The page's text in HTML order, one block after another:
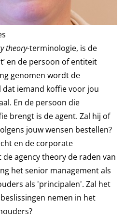
theory-terminologie, is de
en de persoon of entiteit
genomen wordt de
dat iemand koffie voor jou
En de persoon die
brengt is de agent. Zal hij of
jouw wensen bestellen?
en de corporate
agency theory de raden van
het senior management als
als 'principalen'. Zal het
nemen in het